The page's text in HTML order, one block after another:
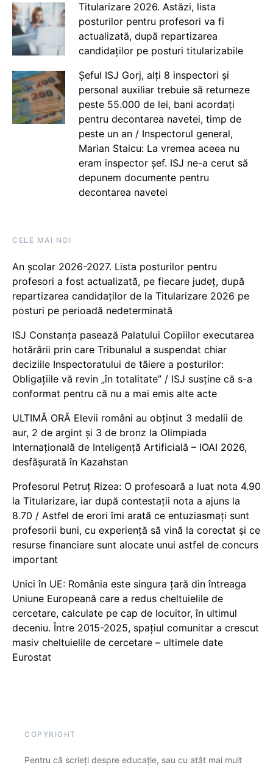
Titularizare 2026. Astăzi, lista
posturilor pentru profesori va fi
actualizată, după repartizarea
candidaților pe posturi titularizabile
Șeful ISJ Gorj, alți 8 inspectori și
personal auxiliar trebuie să returneze
peste 55.000 de lei, bani acordați
pentru decontarea navetei, timp de
peste un an / Inspectorul general,
Marian Staicu: La vremea aceea nu
eram inspector șef. ISJ ne-a cerut să
depunem documente pentru
decontarea navetei
CELE MAI NOI
An școlar 2026-2027. Lista posturilor pentru
profesori a fost actualizată, pe fiecare județ, după
repartizarea candidaților de la Titularizare 2026 pe
posturi pe perioadă nedeterminată
ISJ Constanța pasează Palatului Copiilor executarea
hotărârii prin care Tribunalul a suspendat chiar
deciziile Inspectoratului de tăiere a posturilor:
Obligațiile vă revin „în totalitate” / ISJ susține că s-a
conformat pentru că nu a mai emis alte acte
ULTIMĂ ORĂ Elevii români au obținut 3 medalii de
aur, 2 de argint și 3 de bronz la Olimpiada
Internațională de Inteligență Artificială – IOAI 2026,
desfășurată în Kazahstan
Profesorul Petruț Rizea: O profesoară a luat nota 4.90
la Titularizare, iar după contestații nota a ajuns la
8.70 / Astfel de erori îmi arată ce entuziasmați sunt
profesorii buni, cu experiență să vină la corectat și ce
resurse financiare sunt alocate unui astfel de concurs
important
Unici în UE: România este singura țară din întreaga
Uniune Europeană care a redus cheltuielile de
cercetare, calculate pe cap de locuitor, în ultimul
deceniu. Între 2015-2025, spațiul comunitar a crescut
masiv cheltuielile de cercetare – ultimele date
Eurostat
COPYRIGHT
Pentru că scrieți despre educație, sau cu atât mai mult